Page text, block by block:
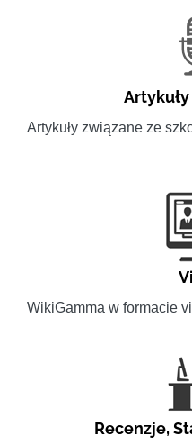
Artykuły związane ze
WikiGamma w formacie
Recenzje,